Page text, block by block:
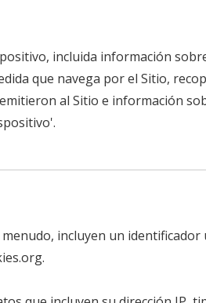
incluida información
que navega por el Sitio,
al Sitio e información
incluyen un
.